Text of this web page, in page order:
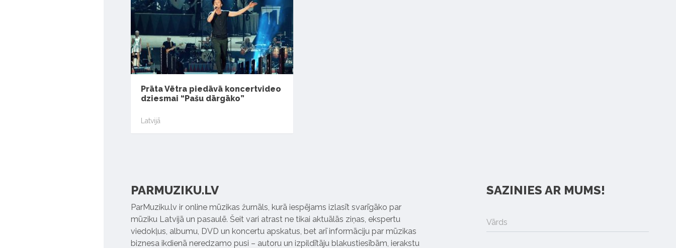
Prāta Vētra piedāvā koncertvideo
dziesmai “Pašu dārgāko”
Latvijā
PARMUZIKU.LV
ParMuziku.lv ir online mūzikas žurnāls, kurā iespējams izlasīt svarīgāko par
mūziku Latvijā un pasaulē. Šeit vari atrast ne tikai aktuālās ziņas, ekspertu
viedokļus, albumu, DVD un koncertu apskatus, bet arī informāciju par mūzikas
biznesa ikdienā neredzamo pusi – autoru un izpildītāju blakustiesībām, ierakstu
SAZINIES AR MUMS!
Vārds